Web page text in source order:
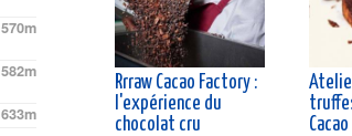
570m
582m
633m
Rrraw Cacao Factory :
l'expérience du
chocolat cru